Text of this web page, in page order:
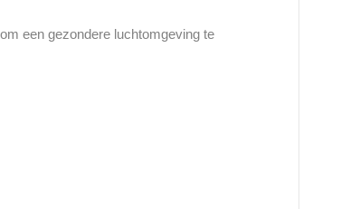
een gezondere luchtomgeving te